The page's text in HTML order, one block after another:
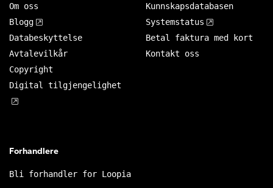
Om oss
Blogg
Databeskyttelse
Avtalevilkår
Copyright
Digital tilgjengelighet
Kunnskapsdatabasen
Systemstatus
Betal faktura med kort
Kontakt oss
Forhandlere
Bli forhandler for Loopia